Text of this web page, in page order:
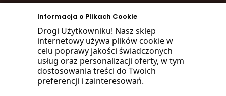
Informacja o Plikach Cookie
Drogi Użytkowniku! Nasz sklep
internetowy używa plików cookie w
celu poprawy jakości świadczonych
usług oraz personalizacji oferty, w tym
dostosowania treści do Twoich
preferencji i zainteresowań.
zadzwoń
668 470 038
660 072 042
lub napisz:
biuro@woodmarket.pl